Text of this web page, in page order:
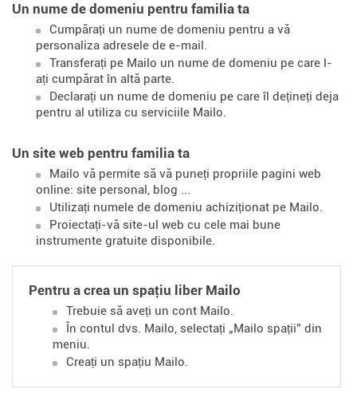
Un nume de domeniu pentru familia ta
Cumpărați un nume de domeniu pentru a vă
personaliza adresele de e-mail.
Transferați pe Mailo un nume de domeniu pe care l-
ați cumpărat în altă parte.
Declarați un nume de domeniu pe care îl dețineți deja
pentru al utiliza cu serviciile Mailo.
Un site web pentru familia ta
Mailo vă permite să vă puneți propriile pagini web
online: site personal, blog ...
Utilizați numele de domeniu achiziționat pe Mailo.
Proiectați-vă site-ul web cu cele mai bune
instrumente gratuite disponibile.
Pentru a crea un spațiu liber Mailo
Trebuie să aveți un cont Mailo.
În contul dvs. Mailo, selectați „Mailo spații” din
meniu.
Creați un spațiu Mailo.